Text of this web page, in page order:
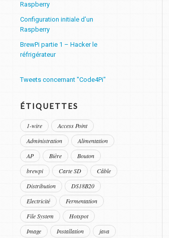
Raspberry
Configuration initiale d’un
Raspberry
BrewPi partie 1 – Hacker le
réfrigérateur
Tweets concernant "Code4Pi"
ÉTIQUETTES
1-wire
Access Point
Administration
Alimentation
AP
Bière
Bouton
brewpi
Carte SD
Câble
Distribution
DS18B20
Electricité
Fermentation
File System
Hotspot
Image
Installation
java